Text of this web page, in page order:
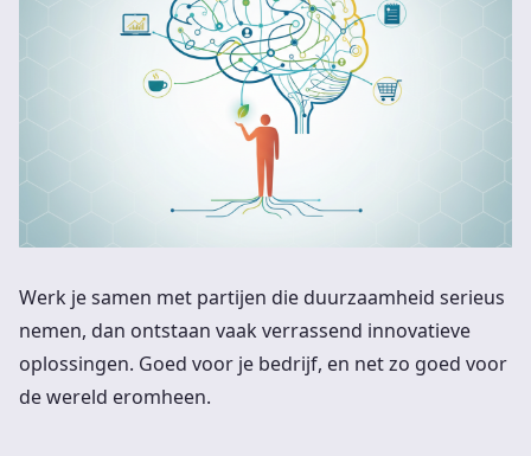
Werk je samen met partijen die duurzaamheid serieus
nemen, dan ontstaan vaak verrassend innovatieve
oplossingen. Goed voor je bedrijf, en net zo goed voor
de wereld eromheen.